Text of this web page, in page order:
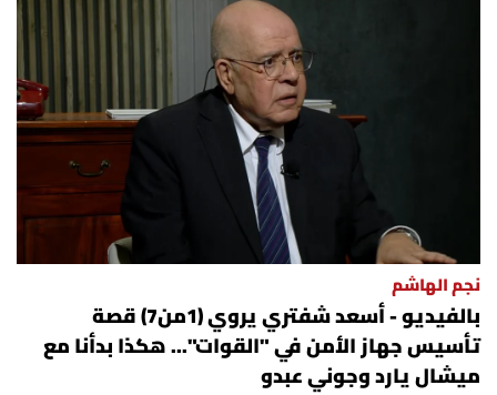
نجم الهاشم
بالفيديو - أسعد شفتري يروي (1من7) قصة
تأسيس جهاز الأمن في "القوات"... هكذا بدأنا مع
ميشال يارد وجوني عبدو